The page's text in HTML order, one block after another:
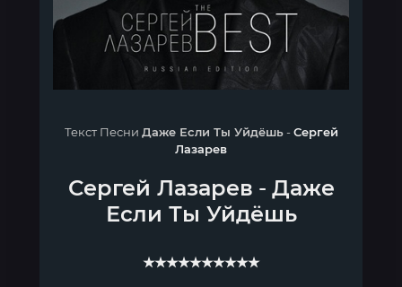
Текст Песни Даже Если Ты Уйдёшь-Сергей
Лазарев
Сергей Лазарев - Даже
Если Ты Уйдёшь
★★★★★★★★★★